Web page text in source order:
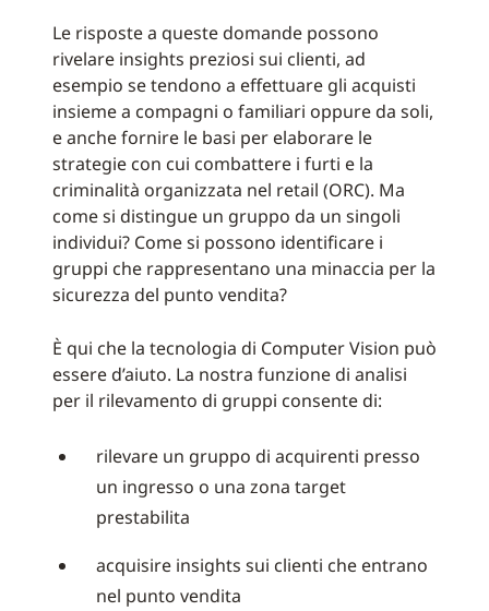
Le risposte a queste domande possono
rivelare insights preziosi sui clienti, ad
esempio se tendono a effettuare gli acquisti
insieme a compagni o familiari oppure da soli,
e anche fornire le basi per elaborare le
strategie con cui combattere i furti e la
criminalità organizzata nel retail (ORC). Ma
come si distingue un gruppo da un singoli
individui? Come si possono identificare i
gruppi che rappresentano una minaccia per la
sicurezza del punto vendita?
È qui che la tecnologia di Computer Vision può
essere d’aiuto. La nostra funzione di analisi
per il rilevamento di gruppi consente di:
rilevare un gruppo di acquirenti presso
un ingresso o una zona target
prestabilita
acquisire insights sui clienti che entrano
nel punto vendita